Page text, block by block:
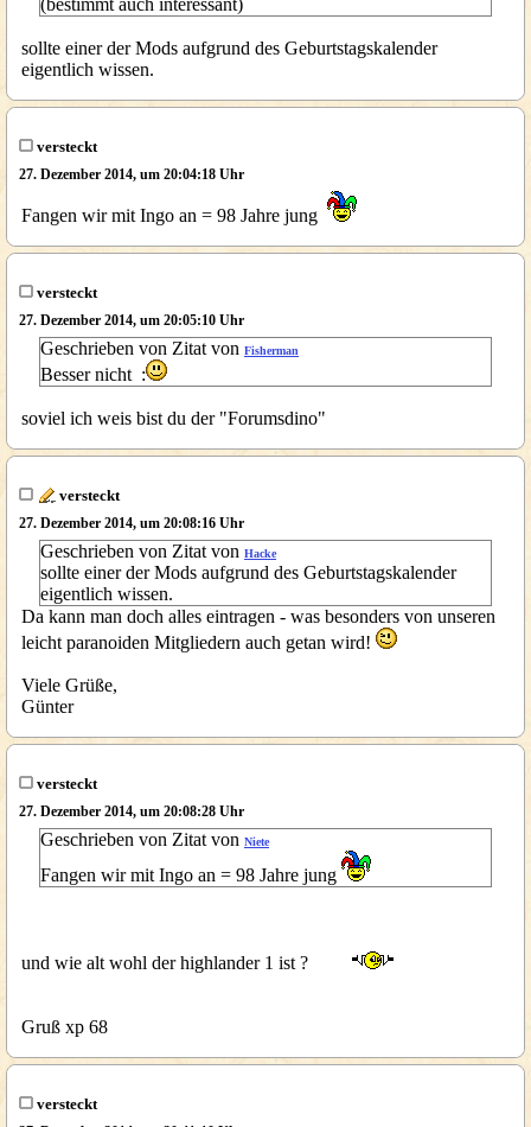
(bestimmt auch interessant)
sollte einer der Mods aufgrund des Geburtstagskalender
eigentlich wissen.
versteckt
27. Dezember 2014, um 20:04:18 Uhr
Fangen wir mit Ingo an = 98 Jahre jung
versteckt
27. Dezember 2014, um 20:05:10 Uhr
Geschrieben von Zitat von Fisherman
Besser nicht :
soviel ich weis bist du der "Forumsdino"
versteckt
27. Dezember 2014, um 20:08:16 Uhr
Geschrieben von Zitat von Hacke
sollte einer der Mods aufgrund des Geburtstagskalender
eigentlich wissen.
Da kann man doch alles eintragen - was besonders von unseren
leicht paranoiden Mitgliedern auch getan wird!
Viele Grüße,
Günter
versteckt
27. Dezember 2014, um 20:08:28 Uhr
Geschrieben von Zitat von Niete
Fangen wir mit Ingo an = 98 Jahre jung
und wie alt wohl der highlander 1 ist ?
Gruß xp 68
versteckt